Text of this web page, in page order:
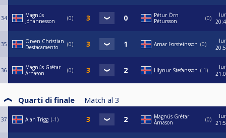
34
Magnús
Jóhannesson
0
Pétur Örn
Pétursson
0
35
Orven Christian
Destacamento
0 Arnar Þorsteinsson 0
36
Magnús Grétar
Árnason
0 Hlynur Stefansson -1
Quarti di finale Match al 3
37 Alan Trigg -1
Magnús Grétar
Árnason
0